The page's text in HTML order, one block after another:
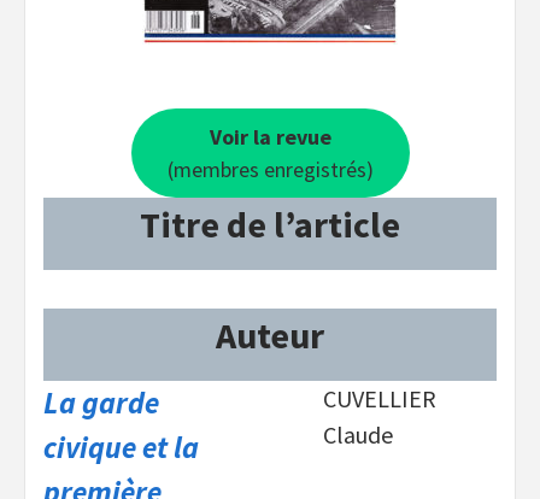
Voir la revue
(membres enregistrés)
Titre de l’article
Auteur
La garde
civique et la
CUVELLIER
Claude